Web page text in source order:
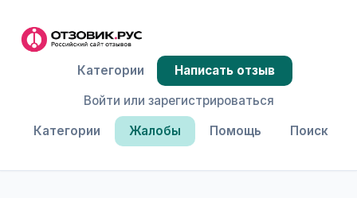
Категории Жалобы Помощь Поиск
Категории
Написать отзыв
Войти или зарегистрироваться